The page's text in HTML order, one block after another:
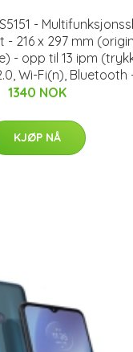
-
- 216 x 297 mm
- opp til 13 ipm
Wi-Fi(n), Bluetooth
1340 NOK
KJØP NÅ